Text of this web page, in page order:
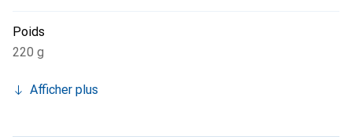
Poids
220 g
Afficher plus